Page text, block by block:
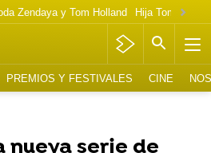
Zendaya y Tom Holland Hija Tom
PREMIOS Y FESTIVALES CINE
nueva serie de